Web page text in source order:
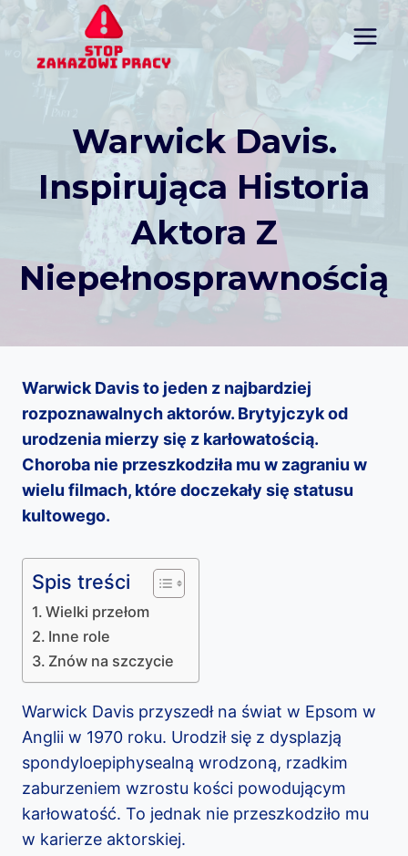
Przejdź
treści
Warwick Davis.
Inspirująca Historia
Aktora Z
Niepełnosprawnością
Warwick Davis to jeden z najbardziej
rozpoznawalnych aktorów. Brytyjczyk od
urodzenia mierzy się z karłowatością.
Choroba nie przeszkodziła mu w zagraniu w
wielu filmach, które doczekały się statusu
kultowego.
Spis treści
Wielki przełom
Inne role
Znów na szczycie
Warwick Davis przyszedł na świat w Epsom w
Anglii w 1970 roku. Urodził się z dysplazją
spondyloepiphysealną wrodzoną, rzadkim
zaburzeniem wzrostu kości powodującym
karłowatość. To jednak nie przeszkodziło mu
w karierze aktorskiej.